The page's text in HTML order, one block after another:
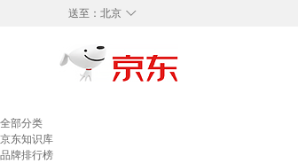
◇
送至： 北京
全部分类
京东知识库
品牌排行榜